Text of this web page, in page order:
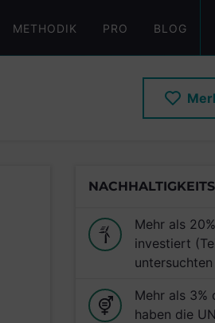
METHODIK PRO BLOG
Mehr als
investiert
Mehr als 3%
haben die